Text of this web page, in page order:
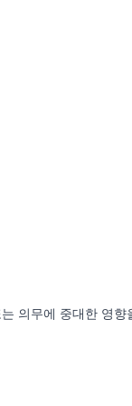
의무에 중대한 영